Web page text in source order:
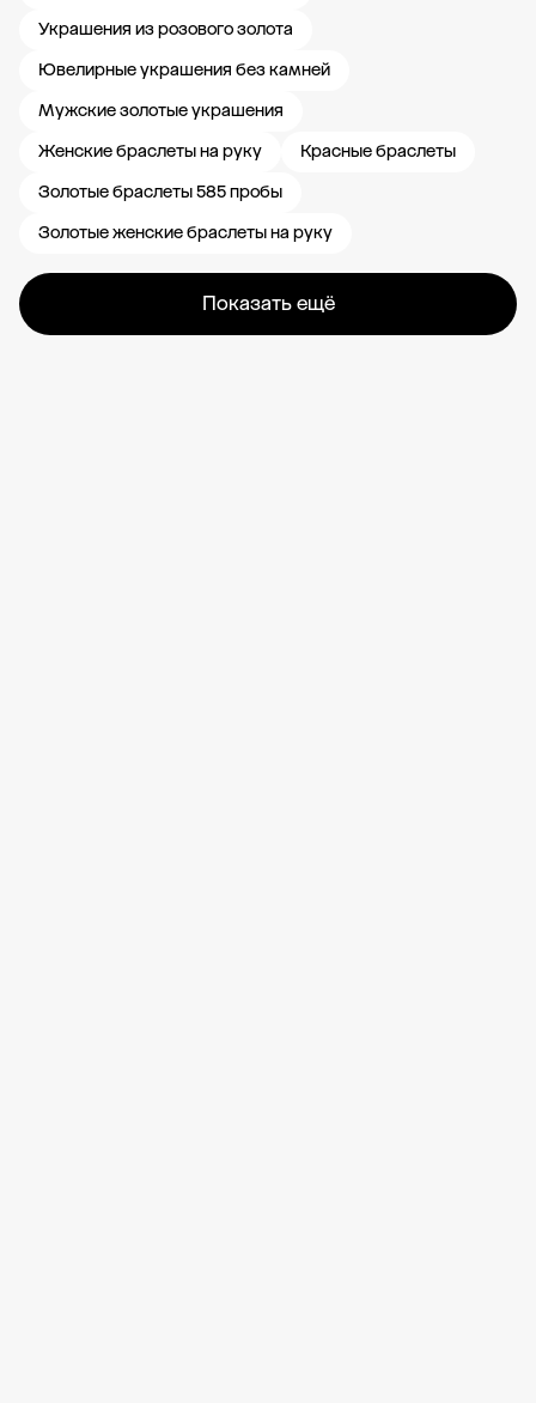
Украшения из розового золота
Ювелирные украшения без камней
Мужские золотые украшения
Женские браслеты на руку
Красные браслеты
Золотые браслеты 585 пробы
Золотые женские браслеты на руку
Показать ещё